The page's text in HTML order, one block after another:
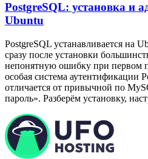
PostgreSQL: установка и
Ubuntu
PostgreSQL устанавливается на
сразу после установки
непонятную ошибку при
особая система аутентификации
отличается от привычной по
пароль». Разберём установку,